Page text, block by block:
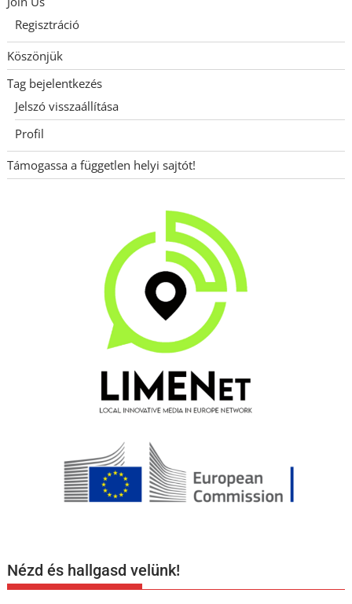
Regisztráció
Köszönjük
Tag bejelentkezés
Jelszó visszaállítása
Profil
Támogassa a független helyi sajtót!
Nézd és hallgasd velünk!